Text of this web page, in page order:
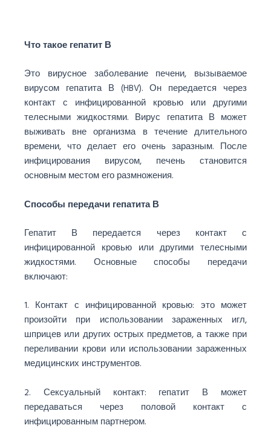
Что такое гепатит В
Это вирусное заболевание печени, вызываемое
вирусом гепатита В (HBV). Он передается через
контакт с инфицированной кровью или другими
телесными жидкостями. Вирус гепатита В может
выживать вне организма в течение длительного
времени, что делает его очень заразным. После
инфицирования вирусом, печень становится
основным местом его размножения.
Способы передачи гепатита В
Гепатит В передается через контакт с
инфицированной кровью или другими телесными
жидкостями. Основные способы передачи
включают:
1. Контакт с инфицированной кровью: это может
произойти при использовании зараженных игл,
шприцев или других острых предметов, а также при
переливании крови или использовании зараженных
медицинских инструментов.
2. Сексуальный контакт: гепатит В может
передаваться через половой контакт с
инфицированным партнером.